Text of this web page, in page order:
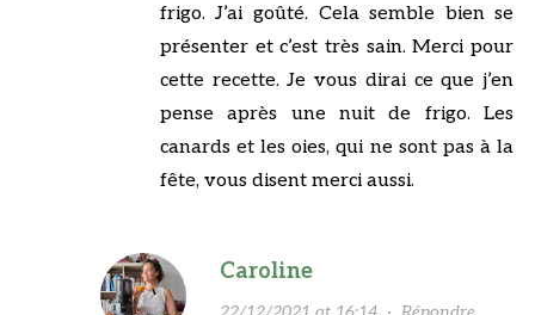
frigo. J’ai goûté. Cela semble bien se
présenter et c’est très sain. Merci pour
cette recette. Je vous dirai ce que j’en
pense après une nuit de frigo. Les
canards et les oies, qui ne sont pas à la
fête, vous disent merci aussi.
Caroline